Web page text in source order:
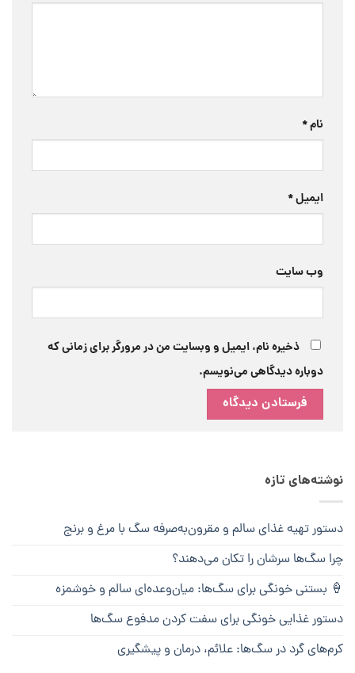
نام*
ایمیل*
وب‌ سایت
ذخیره نام، ایمیل و وبسایت من در مرورگر برای زمانی که
دوباره دیدگاهی می‌نویسم.
نوشته‌های تازه
دستور تهیه غذای سالم و مقرون‌به‌صرفه سگ با مرغ و برنج
چرا سگ‌ها سرشان را تکان می‌دهند؟
🍦 بستنی خونگی برای سگ‌ها: میان‌وعده‌ای سالم و خوشمزه
دستور غذایی خونگی برای سفت کردن مدفوع سگ‌ها
کرم‌های گرد در سگ‌ها: علائم، درمان و پیشگیری